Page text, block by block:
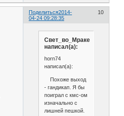
Поделиться 10
2014-
04-24 09:28:35
Свет_во_Мраке
написал(а):
horn74
написал(а):
Похоже выход
- гандикап. Я бы
поиграл с кмс-ом
изначально с
лишней пешкой.